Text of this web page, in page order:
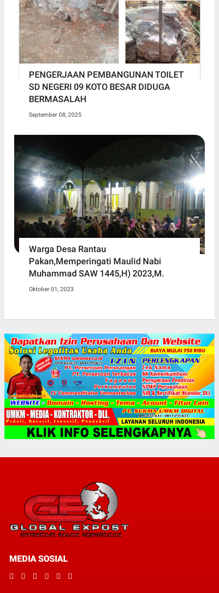
PENGERJAAN PEMBANGUNAN TOILET
SD NEGERI 09 KOTO BESAR DIDUGA
BERMASALAH
September 08, 2025
Warga Desa Rantau
Pakan,Memperingati Maulid Nabi
Muhammad SAW 1445,H) 2023,M.
Oktober 01, 2023
MEDIA SOSIAL